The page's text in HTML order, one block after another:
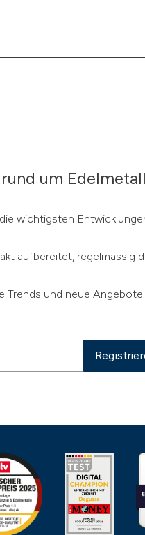
um
wichtigsten
aufbereitet, regelmässig
Trends und neue